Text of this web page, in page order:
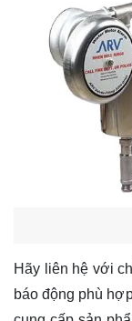
Hãy liên hệ với
báo động phù